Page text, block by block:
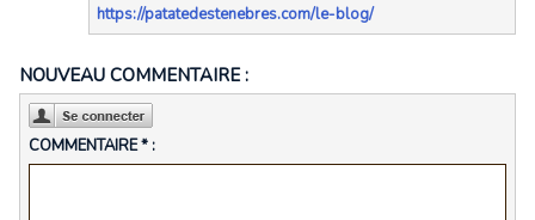
https://patatedestenebres.com/le-blog/
NOUVEAU COMMENTAIRE :
COMMENTAIRE * :